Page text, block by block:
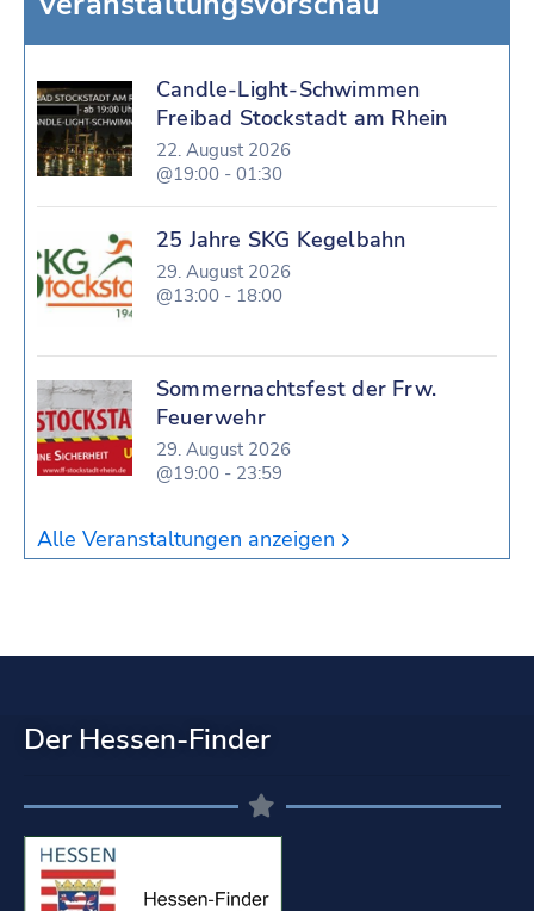
Candle-Light-Schwimmen
Freibad Stockstadt am Rhein
22. August 2026
@19:00 - 01:30
25 Jahre SKG Kegelbahn
29. August 2026
@13:00 - 18:00
Sommernachtsfest der Frw.
Feuerwehr
29. August 2026
@19:00 - 23:59
Alle Veranstaltungen anzeigen
Der Hessen-Finder